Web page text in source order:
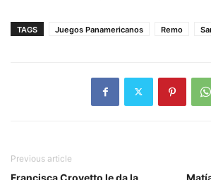
TAGS Juegos Panamericanos Remo
Previous article
Francisca Crovetto le da la